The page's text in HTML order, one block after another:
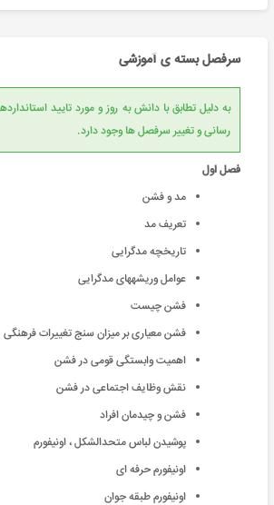
سرفصل بسته ی آموزشی
رسانی و تغییر سرفصل ها وجود دارد.
فصل اول
مد و فشن
تعریف مد
تاریخچه مدگرایى
عوامل وریشه‏هاى مدگرایى
فشن چیست
فشن معیاری بر میزان سنج تغییرات فرهنگی
اهمیت وابستگی قومی در فشن
نقش وظایف اجتماعی در فشن
فشن و چیدمان افراد
پوشیدن لباس متحدالشکل ، اونیفورم
اونیفورم حرفه ای
اونیفورم طبقه جوان